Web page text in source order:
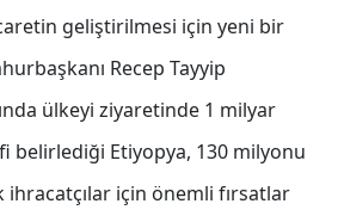
geliştirilmesi için yeni bir
Recep Tayyip
ülkeyi ziyaretinde 1 milyar
belirlediği Etiyopya, 130 milyonu
ihracatçılar için önemli fırsatlar